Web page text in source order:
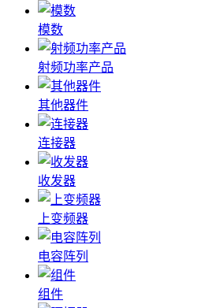
模数
射频功率产品
其他器件
连接器
收发器
上变频器
电容阵列
组件